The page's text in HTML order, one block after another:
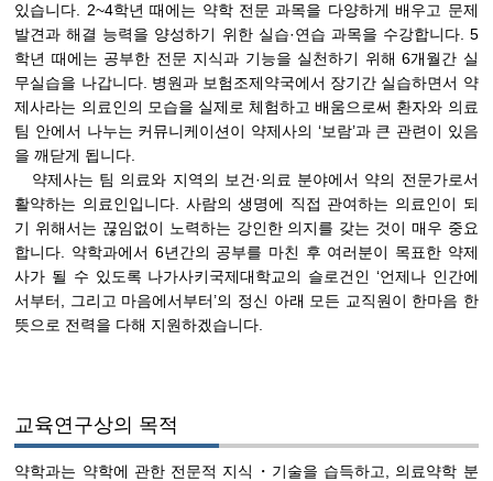
있습니다. 2~4학년 때에는 약학 전문 과목을 다양하게 배우고 문제
발견과 해결 능력을 양성하기 위한 실습·연습 과목을 수강합니다. 5
학년 때에는 공부한 전문 지식과 기능을 실천하기 위해 6개월간 실
무실습을 나갑니다. 병원과 보험조제약국에서 장기간 실습하면서 약
제사라는 의료인의 모습을 실제로 체험하고 배움으로써 환자와 의료
팀 안에서 나누는 커뮤니케이션이 약제사의 ‘보람’과 큰 관련이 있음
을 깨닫게 됩니다.
약제사는 팀 의료와 지역의 보건·의료 분야에서 약의 전문가로서
활약하는 의료인입니다. 사람의 생명에 직접 관여하는 의료인이 되
기 위해서는 끊임없이 노력하는 강인한 의지를 갖는 것이 매우 중요
합니다. 약학과에서 6년간의 공부를 마친 후 여러분이 목표한 약제
사가 될 수 있도록 나가사키국제대학교의 슬로건인 ‘언제나 인간에
서부터, 그리고 마음에서부터’의 정신 아래 모든 교직원이 한마음 한
뜻으로 전력을 다해 지원하겠습니다.
교육연구상의 목적
약학과는 약학에 관한 전문적 지식・기술을 습득하고, 의료약학 분